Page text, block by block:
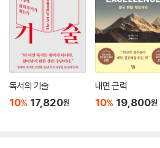
람의 몸은 항상성과 자율규제 상태로 옮겨
인을 치유하는 것이다. 타인을 치유하면 곧
과 연민이 깃든 행동은 세상을 향한 진정한
책 안에서 독자들에게 바로 그 방식을 보여
- 디팩 초프라, 의학자·영성철학자
다. 그럴 때 그 이야기는 다른 이들의 상상
독서의 기술
10% 17,820원
내면 근력
10% 19,800원